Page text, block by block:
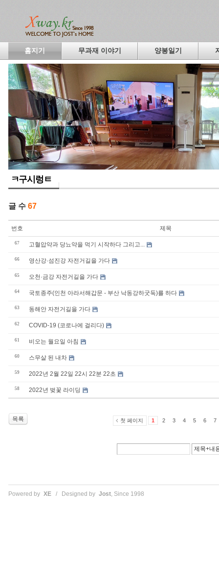
홈지기 무과재 이야기 양봉일기
ㅋ구시렁ㅌ
글 수 67
번호 제목
67 고혈압약과 당뇨약을 먹기 시작하다 그리고...
66 영산강·섬진강 자전거길을 가다
65 오천·금강 자전거길을 가다
64 국토종주(인천 아라서해갑문 - 부산 낙동강하굿둑)를 하다
63 동해안 자전거길을 가다
62 COVID-19 (코로나에 걸리다)
61 비오는 월요일 아침
60 스무살 된 내차
59 2022년 2월 22일 22시 22분 22초
58 2022년 벚꽃 라이딩
목록 첫 페이지 1 2 3 4 5 6 7
Powered by XE/ Designed by Jost, Since 1998